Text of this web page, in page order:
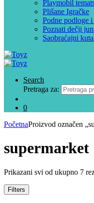
Playmobil
Plišane Igračke
Podne podloge
Poznati dečji
Saobraćajni
Search
Pretraga za:
0
PočetnaProizvod označen
supermarket
Prikazani svi od ukupno 7
Filters